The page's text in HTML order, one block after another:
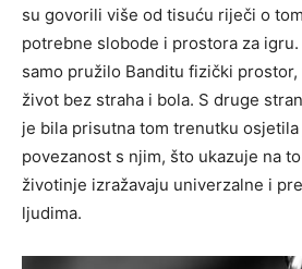
su govorili više od tisuću riječi o
potrebne slobode i prostora za
samo pružilo Banditu fizički
život bez straha i bola. S druge
je bila prisutna tom trenutku osjetila
povezanost s njim, što ukazuje na
životinje izražavaju univerzalne i
ljudima.